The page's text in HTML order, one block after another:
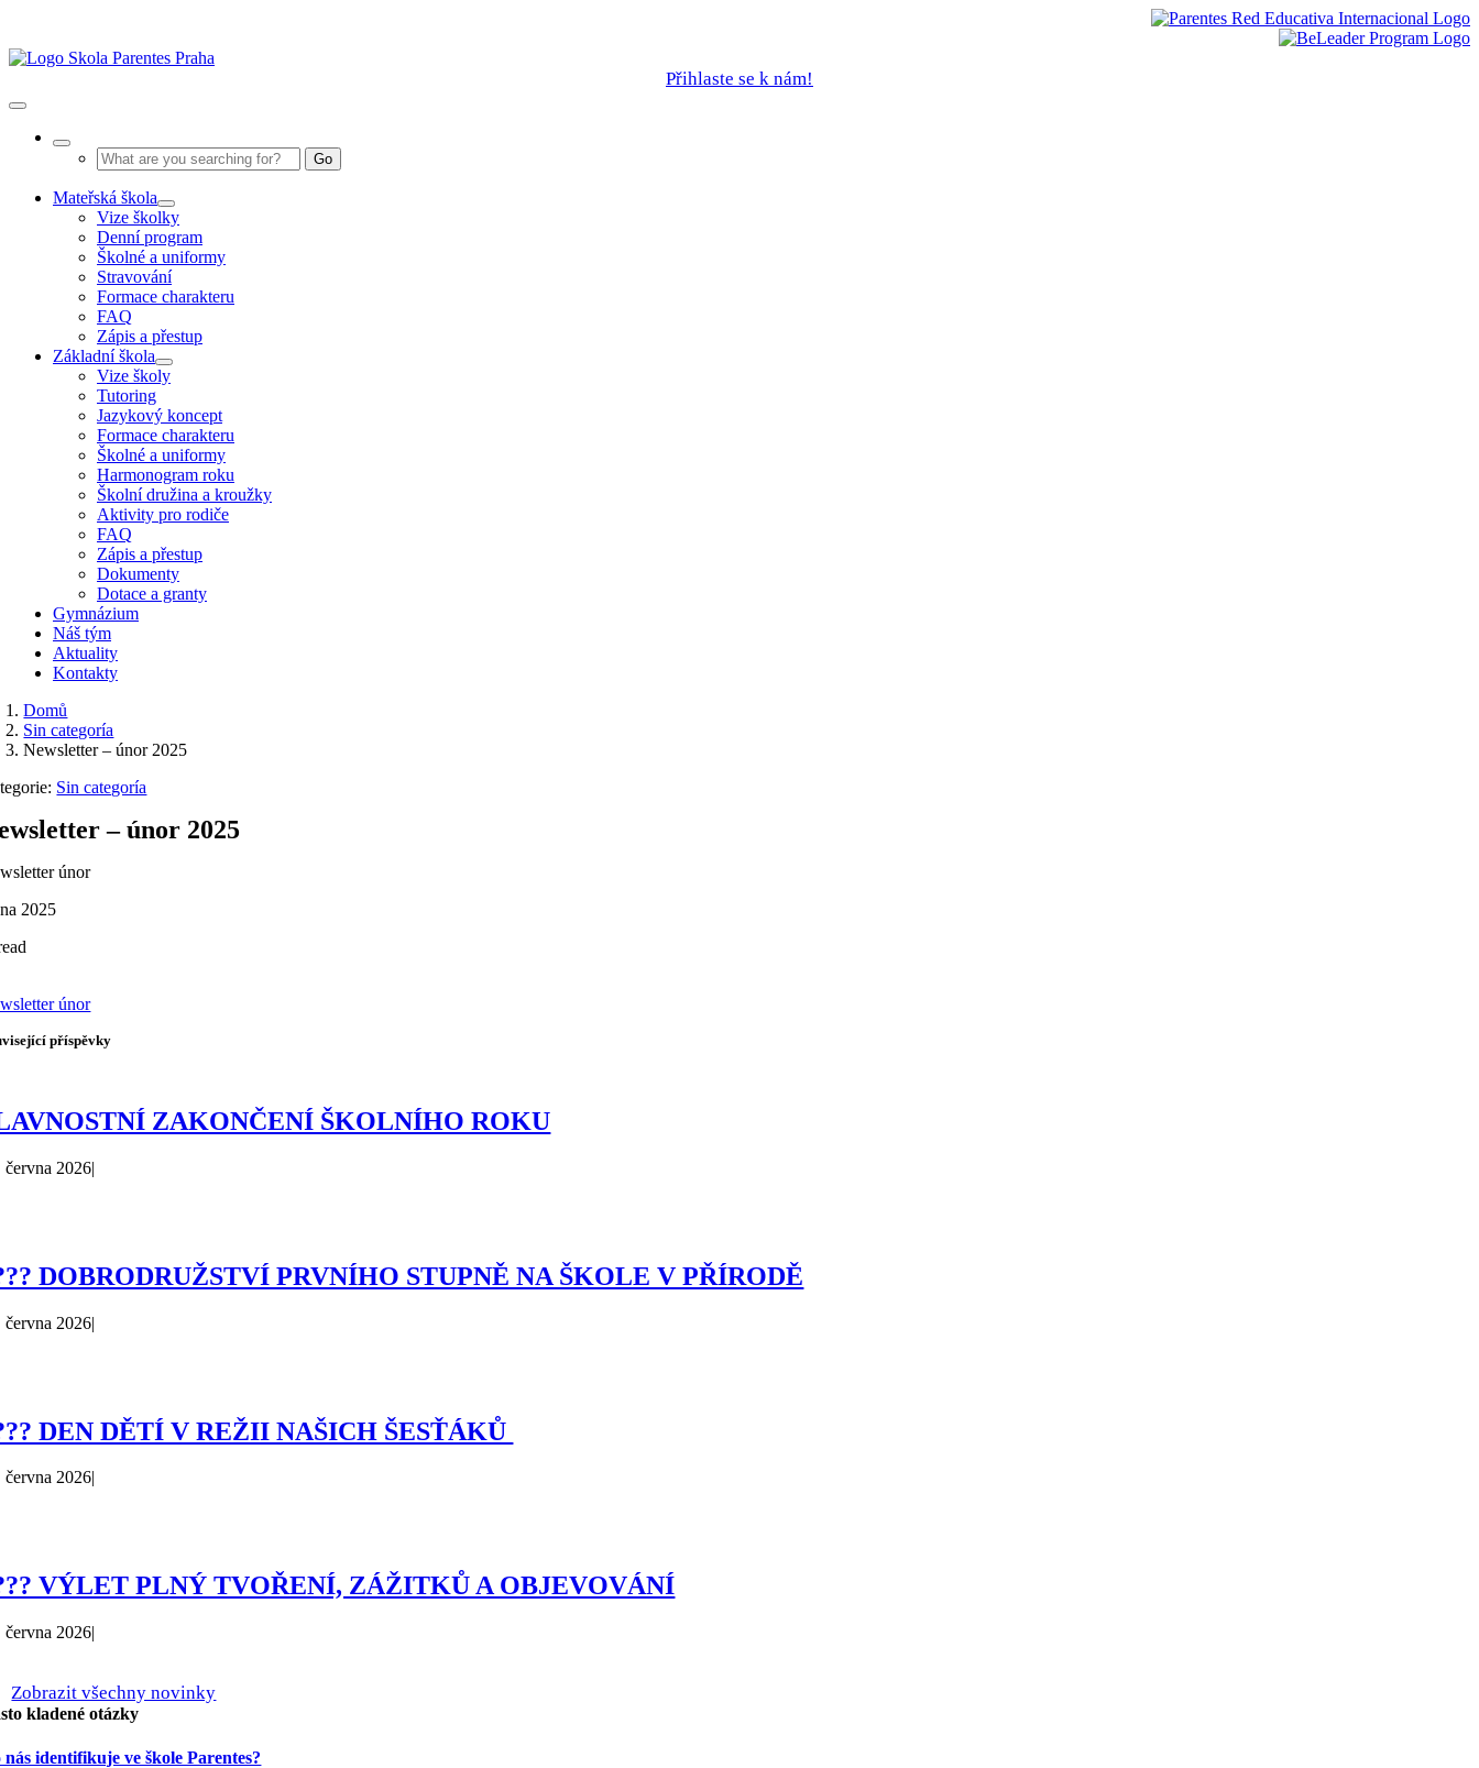
obsah
Přihlaste se k nám!
Toggle
Go
Mateřská škola
Vize školky
Denní program
Školné a uniformy
Stravování
Formace charakteru
FAQ
Zápis a přestup
Základní škola
Vize školy
Tutoring
Jazykový koncept
Formace charakteru
Školné a uniformy
Harmonogram roku
Školní družina a kroužky
Aktivity pro rodiče
FAQ
Zápis a přestup
Dokumenty
Dotace a granty
Gymnázium
Náš tým
Aktuality
Kontakty
Domů
Sin categoría
Newsletter – únor 2025
Sin categoría
– únor 2025
únor
2025
únor
příspěvky
ZAKONČENÍ ŠKOLNÍHO ROKU
června 2026|
DOBRODRUŽSTVÍ PRVNÍHO STUPNĚ NA ŠKOLE V PŘÍRODĚ
června 2026|
DEN DĚTÍ V REŽII NAŠICH ŠESŤÁKŮ
června 2026|
VÝLET PLNÝ TVOŘENÍ, ZÁŽITKŮ A OBJEVOVÁNÍ
června 2026|
Zobrazit všechny novinky
kladené otázky
nás identifikuje ve škole Parentes?